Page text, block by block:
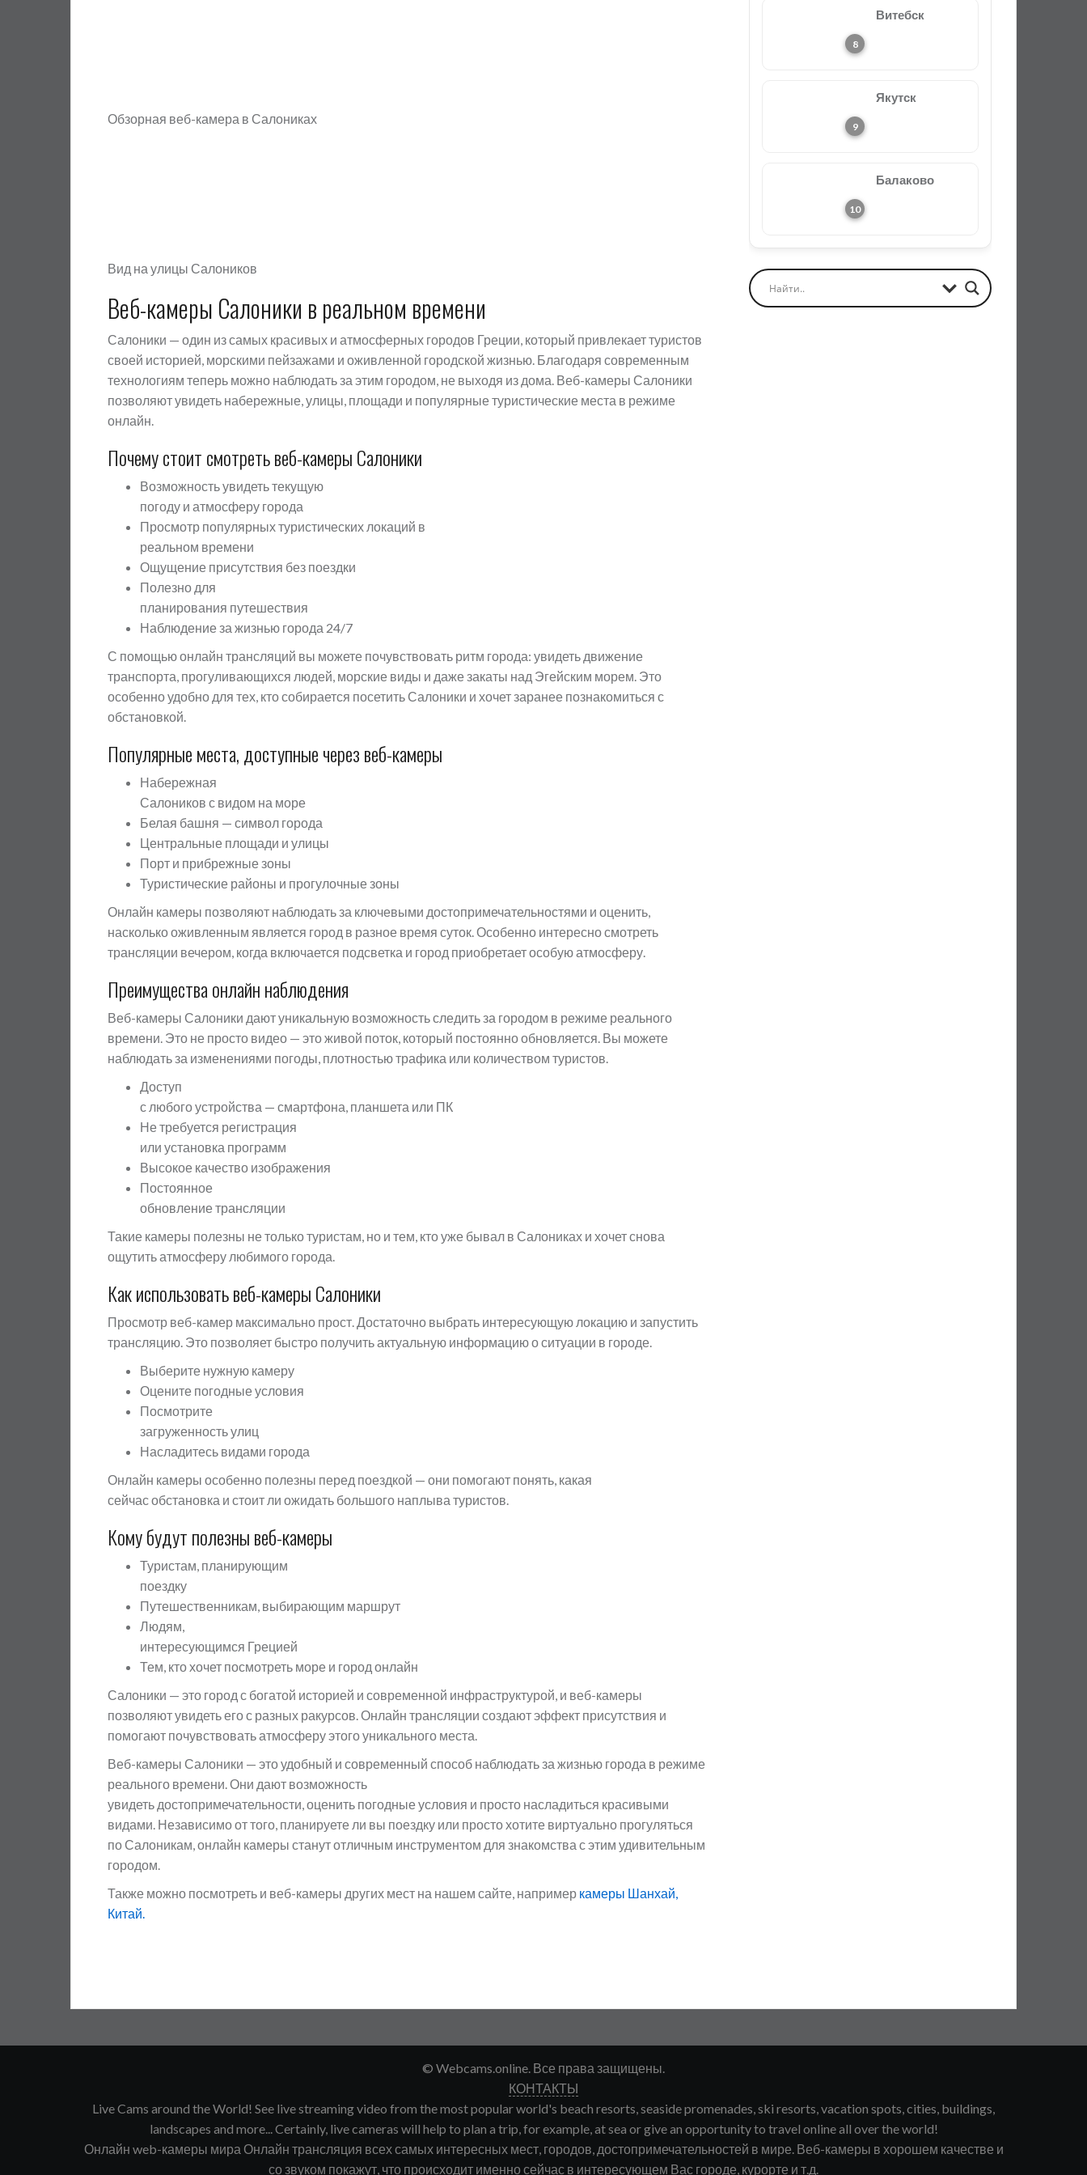
Обзорная веб-камера в Салониках
Вид на улицы Салоников
Веб-камеры Салоники в реальном времени
Салоники — один из самых красивых и атмосферных городов Греции, который привлекает туристов
своей историей, морскими пейзажами и оживленной городской жизнью. Благодаря современным
технологиям теперь можно наблюдать за этим городом, не выходя из дома. Веб-камеры Салоники
позволяют увидеть набережные, улицы, площади и популярные туристические места в режиме
онлайн.
Почему стоит смотреть веб-камеры Салоники
Возможность увидеть текущую
погоду и атмосферу города
Просмотр популярных туристических локаций в
реальном времени
Ощущение присутствия без поездки
Полезно для
планирования путешествия
Наблюдение за жизнью города 24/7
С помощью онлайн трансляций вы можете почувствовать ритм города: увидеть движение
транспорта, прогуливающихся людей, морские виды и даже закаты над Эгейским морем. Это
особенно удобно для тех, кто собирается посетить Салоники и хочет заранее познакомиться с
обстановкой.
Популярные места, доступные через веб-камеры
Набережная
Салоников с видом на море
Белая башня — символ города
Центральные площади и улицы
Порт и прибрежные зоны
Туристические районы и прогулочные зоны
Онлайн камеры позволяют наблюдать за ключевыми достопримечательностями и оценить,
насколько оживленным является город в разное время суток. Особенно интересно смотреть
трансляции вечером, когда включается подсветка и город приобретает особую атмосферу.
Преимущества онлайн наблюдения
Веб-камеры Салоники дают уникальную возможность следить за городом в режиме реального
времени. Это не просто видео — это живой поток, который постоянно обновляется. Вы можете
наблюдать за изменениями погоды, плотностью трафика или количеством туристов.
Доступ
с любого устройства — смартфона, планшета или ПК
Не требуется регистрация
или установка программ
Высокое качество изображения
Постоянное
обновление трансляции
Такие камеры полезны не только туристам, но и тем, кто уже бывал в Салониках и хочет снова
ощутить атмосферу любимого города.
Как использовать веб-камеры Салоники
Просмотр веб-камер максимально прост. Достаточно выбрать интересующую локацию и запустить
трансляцию. Это позволяет быстро получить актуальную информацию о ситуации в городе.
Выберите нужную камеру
Оцените погодные условия
Посмотрите
загруженность улиц
Насладитесь видами города
Онлайн камеры особенно полезны перед поездкой — они помогают понять, какая
сейчас обстановка и стоит ли ожидать большого наплыва туристов.
Кому будут полезны веб-камеры
Туристам, планирующим
поездку
Путешественникам, выбирающим маршрут
Людям,
интересующимся Грецией
Тем, кто хочет посмотреть море и город онлайн
Салоники — это город с богатой историей и современной инфраструктурой, и веб-камеры
позволяют увидеть его с разных ракурсов. Онлайн трансляции создают эффект присутствия и
помогают почувствовать атмосферу этого уникального места.
Веб-камеры Салоники — это удобный и современный способ наблюдать за жизнью города в режиме
реального времени. Они дают возможность
увидеть достопримечательности, оценить погодные условия и просто насладиться красивыми
видами. Независимо от того, планируете ли вы поездку или просто хотите виртуально прогуляться
по Салоникам, онлайн камеры станут отличным инструментом для знакомства с этим удивительным
городом.
Также можно посмотреть и веб-камеры других мест на нашем сайте, например камеры Шанхай,
Китай.
Витебск
Якутск
Балаково
© Webcams.online. Все права защищены.
КОНТАКТЫ
Live Cams around the World! See live streaming video from the most popular world's beach resorts, seaside promenades, ski resorts, vacation spots, cities, buildings,
landscapes and more... Certainly, live cameras will help to plan a trip, for example, at sea or give an opportunity to travel online all over the world!
Онлайн web-камеры мира Онлайн трансляция всех самых интересных мест, городов, достопримечательностей в мире. Веб-камеры в хорошем качестве и
со звуком покажут, что происходит именно сейчас в интересующем Вас городе, курорте и т.д.